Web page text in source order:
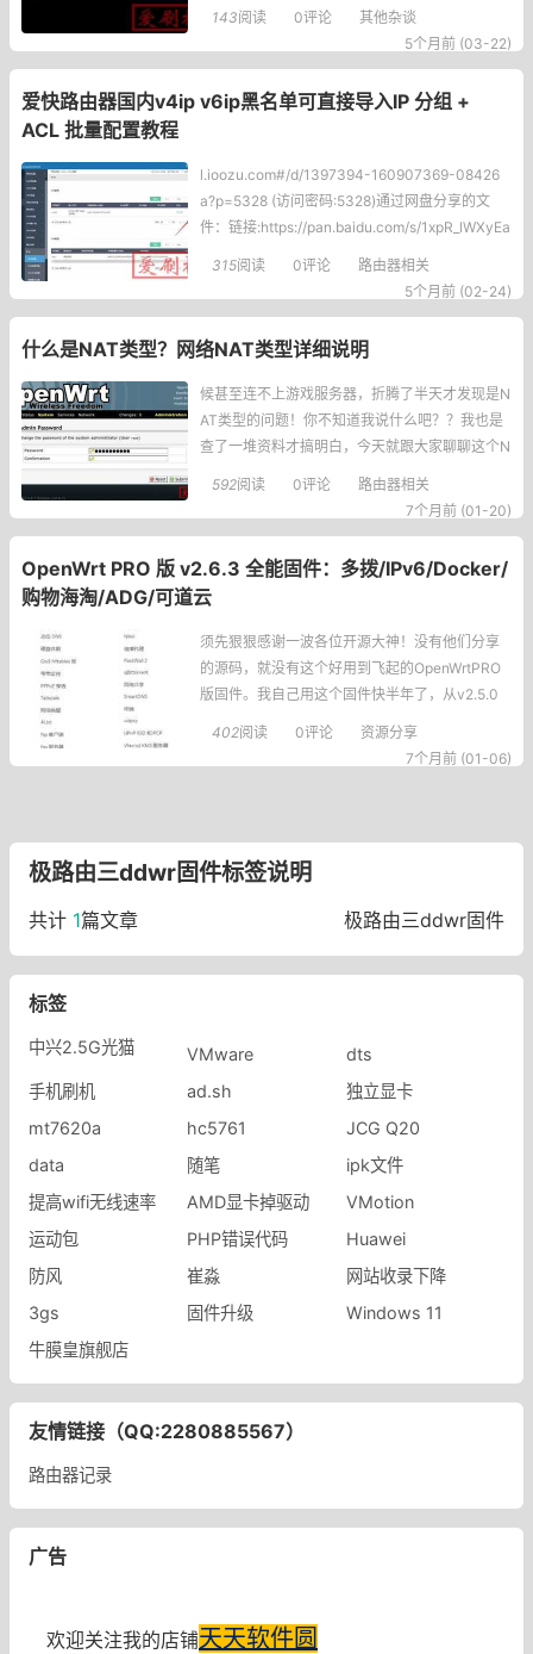
n的环境管理机制搞的鬼，尤其是Debian、Ubunt
u这些系统自带的Python，默认就锁死了全局环
下：error: externally-m
143阅读 0评论
其他杂谈
5个月前 (03-22)
爱快路由器国内v4ip v6ip黑名单可直接导入IP 分组 +
ACL 批量配置教程
l.ioozu.com#/d/1397394-160907369-08426
a?p=5328 (访问密码:5328)通过网盘分享的文
件：链接:https://pan.baidu.com/s/1xpR_lWXyEa
ayvp6vDwJRmA?pwd=uttg提取码:uttg下载上面
315阅读 0评论
路由器相关
5个月前 (02-24)
什么是NAT类型？网络NAT类型详细说明
候甚至连不上游戏服务器，折腾了半天才发现是N
AT类型的问题！你不知道我说什么吧？？我也是
查了一堆资料才搞明白，今天就跟大家聊聊这个N
AT到底是啥，还有不同类型的NAT对游戏的影
响，以及怎么改善！什么是NAT？NAT说白了就
上网，主要是
592阅读 0评论
路由器相关
7个月前 (01-20)
OpenWrt PRO 版 v2.6.3 全能固件：多拨/IPv6/Docker/
购物海淘/ADG/可道云
须先狠狠感谢一波各位开源大神！没有他们分享
的源码，就没有这个好用到飞起的OpenWrtPRO
版固件。我自己用这个固件快半年了，从v2.5.0
追到现在的v2.6.3，每次更新都能感受到作者的
用心，真心离不开这些源码大佬的铺垫：https://g
402阅读 0评论
资源分享
7个月前 (01-06)
极路由三ddwr固件标签说明
共计 1篇文章 极路由三ddwr固件
标签
中兴2.5G光猫 VMware
dts
手机刷机
ad.sh
独立显卡
mt7620a
hc5761
JCG Q20
data
随笔
ipk文件
提高wifi无线速率
AMD显卡掉驱动
VMotion
运动包
PHP错误代码
Huawei
防风
崔淼
网站收录下降
3gs
固件升级
Windows 11
牛膜皇旗舰店
友情链接（QQ:2280885567）
路由器记录
广告
欢迎关注我的店铺天天软件圆